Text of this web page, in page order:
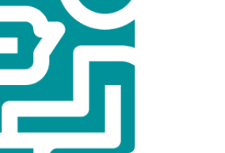
Заказать
Заказать
Заказать